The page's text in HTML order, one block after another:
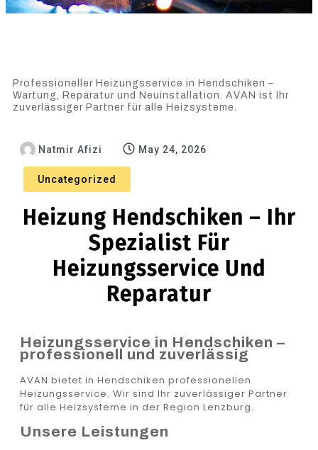
Professioneller Heizungsservice in Hendschiken –
Wartung, Reparatur und Neuinstallation. AVAN ist Ihr
zuverlässiger Partner für alle Heizsysteme.
Natmir Afizi May 24, 2026
Uncategorized
Heizung Hendschiken – Ihr
Spezialist Für
Heizungsservice Und
Reparatur
Heizungsservice in Hendschiken –
professionell und zuverlässig
AVAN bietet in Hendschiken professionellen
Heizungsservice. Wir sind Ihr zuverlässiger Partner
für alle Heizsysteme in der Region Lenzburg.
Unsere Leistungen